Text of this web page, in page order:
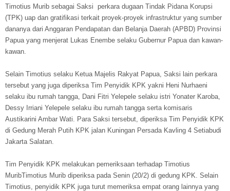
Timotius Murib sebagai Saksi perkara dugaan Tindak Pidana Korupsi
(TPK) uap dan gratifikasi terkait proyek-proyek infrastruktur yang sumber
dananya dari Anggaran Pendapatan dan Belanja Daerah (APBD) Provinsi
Papua yang menjerat Lukas Enembe selaku Gubernur Papua dan kawan-
kawan.
Selain Timotius selaku Ketua Majelis Rakyat Papua, Saksi lain perkara
tersebut yang juga diperiksa Tim Penyidik KPK yakni Heni Nurhaeni
selaku ibu rumah tangga, Dani Fitri Yelepele selaku istri Yonater Karoba,
Dessy Irriani Yelepele selaku ibu rumah tangga serta komisaris
Austikarini Ambar Wati. Para Saksi tersebut, diperiksa Tim Penyidik KPK
di Gedung Merah Putih KPK jalan Kuningan Persada Kavling 4 Setiabudi
Jakarta Salatan.
Tim Penyidik KPK melakukan pemeriksaan terhadap Timotius
MuribTimotius Murib diperiksa pada Senin (20/2) di gedung KPK. Selain
Timotius, penyidik KPK juga turut memeriksa empat orang lainnya yang